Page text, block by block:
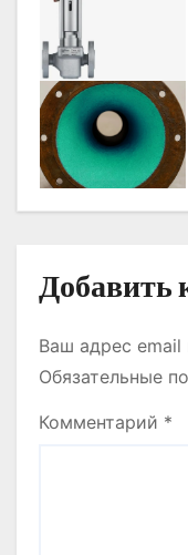
п
и
с
я
Добавить
Ваш адрес email
Обязательные
Комментарий *